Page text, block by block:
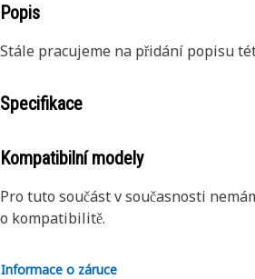
Popis
Stále pracujeme na přidání popisu
Specifikace
Kompatibilní modely
Pro tuto součást v současnosti
o kompatibilitě.
Informace o záruce